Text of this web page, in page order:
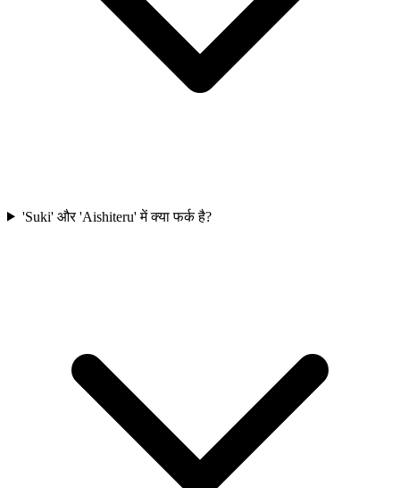
'Suki' और 'Aishiteru' में क्या फर्क है?